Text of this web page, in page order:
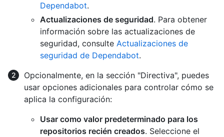
Dependabot.
Actualizaciones de seguridad. Para obtener
información sobre las actualizaciones de
seguridad, consulte Actualizaciones de
seguridad de Dependabot.
Opcionalmente, en la sección "Directiva", puedes
usar opciones adicionales para controlar cómo se
aplica la configuración:
Usar como valor predeterminado para los
repositorios recién creados. Seleccione el